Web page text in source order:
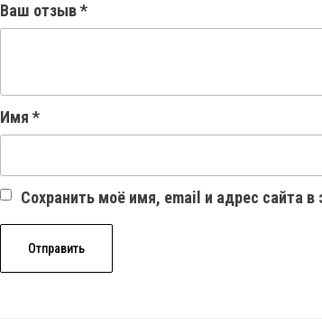
Ваш отзыв*
Имя *
Сохранить моё имя, email и адрес сайта